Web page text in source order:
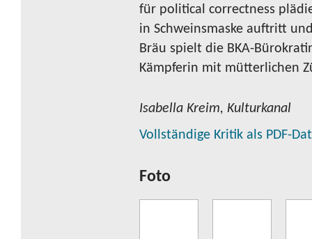
für political correctness
in Schweinsmaske auftritt
Bräu spielt die BKA-
Kämpferin mit mütterlichen
Isabella Kreim, Kulturkanal
Vollständige Kritik als PDF-
Foto